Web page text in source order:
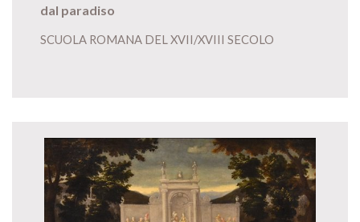
dal paradiso
SCUOLA ROMANA DEL XVII/XVIII SECOLO